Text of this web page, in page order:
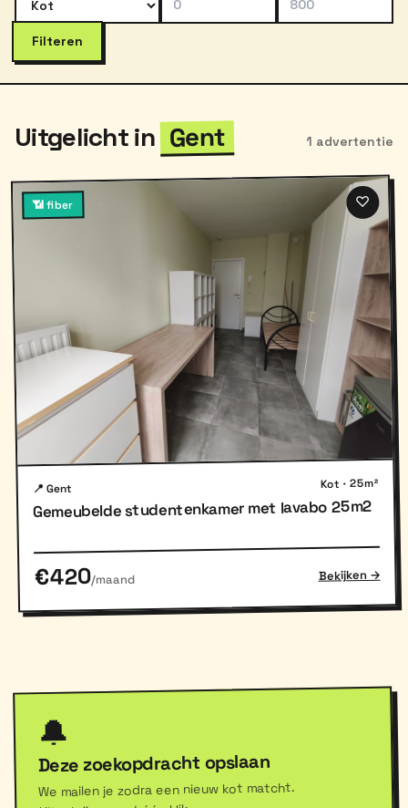
Filteren
Uitgelicht in Gent 1 advertentie
📶 fiber ♡
📍 Gent Kot · 25m²
Gemeubelde studentenkamer met lavabo 25m2
€420/maand Bekijken →
🔔
Deze zoekopdracht opslaan
We mailen je zodra een nieuw kot matcht.